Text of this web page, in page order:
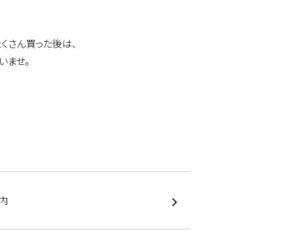
さん買った後は、
ませ。